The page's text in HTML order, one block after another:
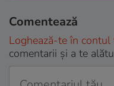
Comentează
Loghează-te în contul
comentarii și a te